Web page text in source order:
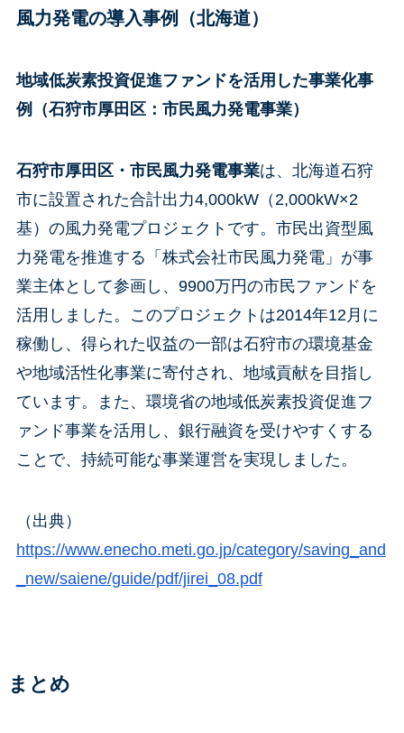
風力発電の導入事例（北海道）
地域低炭素投資促進ファンドを活用した事業化事
例（石狩市厚田区：市民風力発電事業）
石狩市厚田区・市民風力発電事業は、北海道石狩
市に設置された合計出力4,000kW（2,000kW×2
基）の風力発電プロジェクトです。市民出資型風
力発電を推進する「株式会社市民風力発電」が事
業主体として参画し、9900万円の市民ファンドを
活用しました。このプロジェクトは2014年12月に
稼働し、得られた収益の一部は石狩市の環境基金
や地域活性化事業に寄付され、地域貢献を目指し
ています。また、環境省の地域低炭素投資促進フ
ァンド事業を活用し、銀行融資を受けやすくする
ことで、持続可能な事業運営を実現しました。
（出典）
https://www.enecho.meti.go.jp/category/saving_and
_new/saiene/guide/pdf/jirei_08.pdf
まとめ